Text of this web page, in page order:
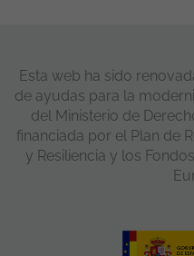
Esta web ha sido
de ayudas para la
del Ministerio de
financiada por el Plan de
y Resiliencia y los